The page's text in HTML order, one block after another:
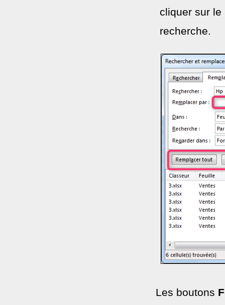
cliquer sur
recherche.
Les boutons